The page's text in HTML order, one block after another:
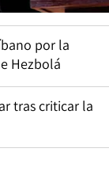
por la
Hezbolá
tras criticar la